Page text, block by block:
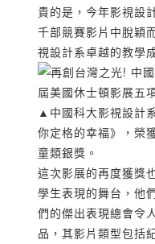
貴的是，今年影視設
千部競賽影片中脫穎
視設計系卓越的教學
▲中國科大影視設計
你定格的幸福》，榮
童類銀獎。
這次影展的再度獲獎
學生表現的舞台，他
們的傑出表現總會令
品，其影片類型包括